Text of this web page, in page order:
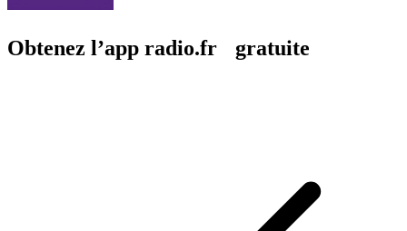
Obtenez l’app radio.fr gratuite